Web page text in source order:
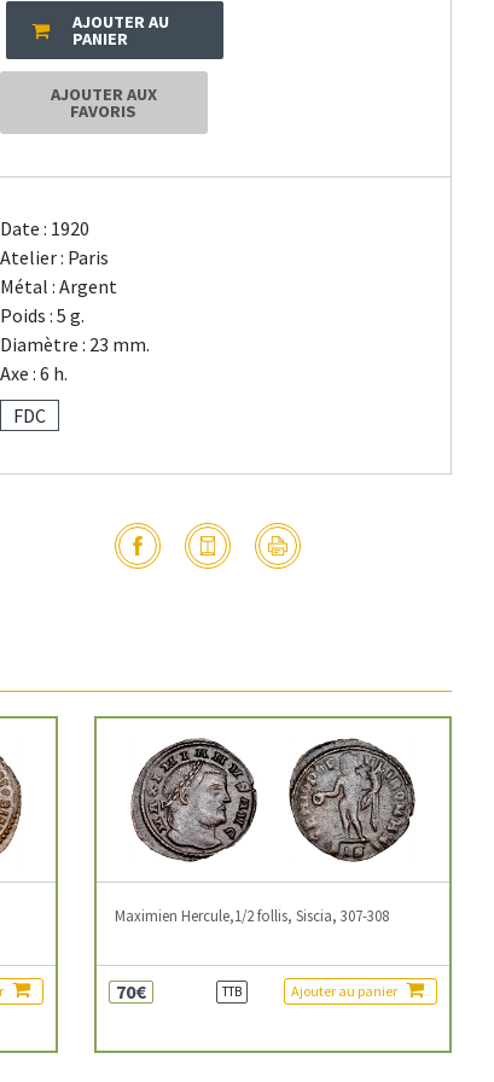
AJOUTER AU
PANIER
AJOUTER AUX
FAVORIS
Date : 1920
Atelier : Paris
Métal : Argent
Poids : 5 g.
Diamètre : 23 mm.
Axe : 6 h.
FDC
Maximien Hercule,1/2 follis, Siscia, 307-308
70€ TTB Ajouter au panier